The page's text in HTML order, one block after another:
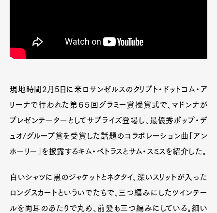
現地時間2月5日に米ロサンゼルスのクリプト・ドットコム・ア
リーナで行われた第６５回グラミー賞授賞式で、マドンナが
プレゼンテーターとしてサプライズ登場し、最優秀ポップ・デ
ュオ/グループ賞を受賞した話題のコラボレーション曲「アン
ホーリー」を披露するキム・ペトラスとサム・スミスを紹介した。
白いシャツに黒のジャケットとネクタイ、深いスリットが入った
ロングスカートといういでたちで、三つ編みにしたツインテー
ルを両耳のあたりで丸め、前髪も三つ編みにしている。細い